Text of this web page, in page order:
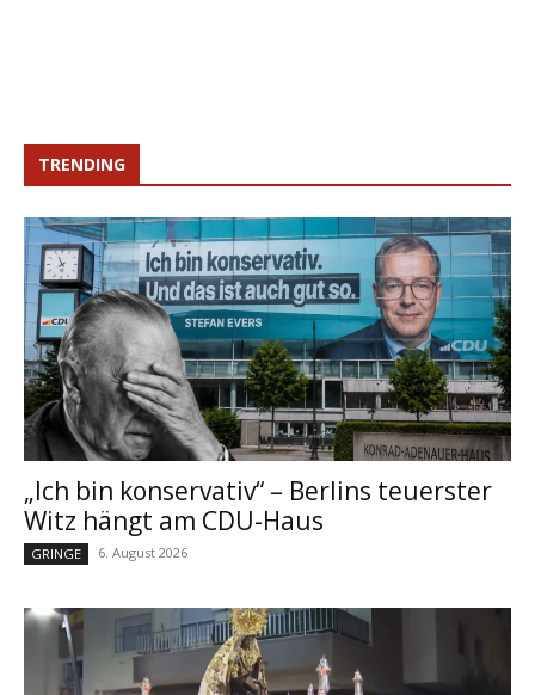
TRENDING
„Ich bin konservativ“ – Berlins teuerster
Witz hängt am CDU-Haus
GRINGE 6. August 2026